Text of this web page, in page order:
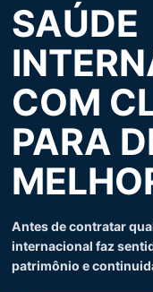
SAÚDE
COM
PARA
Antes de contratar
internacional faz
patrimônio e